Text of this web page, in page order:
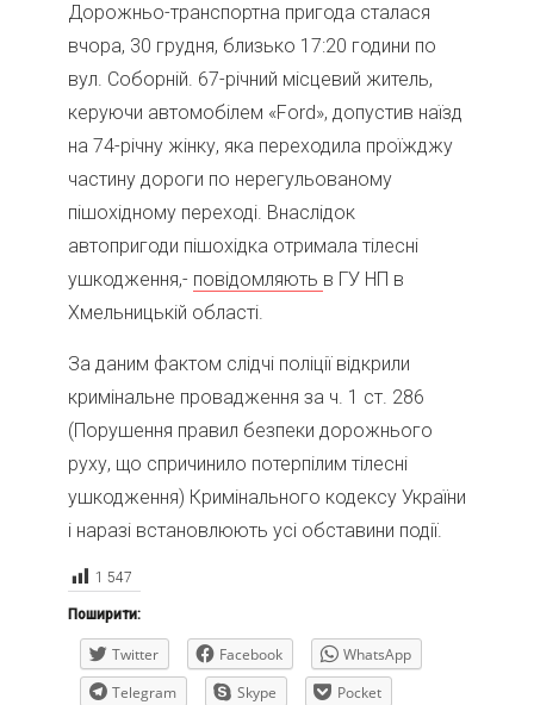
Дорожньо-транспортна пригода сталася
вчора, 30 грудня, близько 17:20 години по
вул. Соборній. 67-річний місцевий житель,
керуючи автомобілем «Ford», допустив наїзд
на 74-річну жінку, яка переходила проїжджу
частину дороги по нерегульованому
пішохідному переході. Внаслідок
автопригоди пішохідка отримала тілесні
ушкодження,- повідомляють в ГУ НП в
Хмельницькій області.
За даним фактом слідчі поліції відкрили
кримінальне провадження за ч. 1 ст. 286
(Порушення правил безпеки дорожнього
руху, що спричинило потерпілим тілесні
ушкодження) Кримінального кодексу України
і наразі встановлюють усі обставини події.
1 547
Поширити:
Twitter Facebook
WhatsApp
Telegram
Skype
Pocket